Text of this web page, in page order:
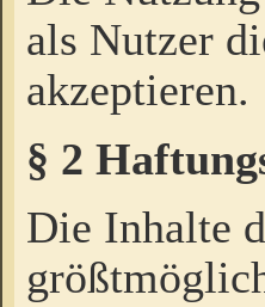
als Nutzer
akzeptieren.
§ 2
Die Inhalte